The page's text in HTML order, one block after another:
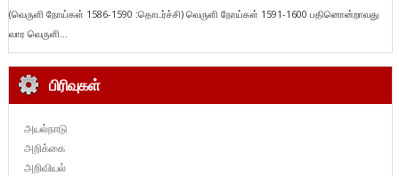
(வெருளி நோய்கள் 1586-1590 :தொடர்ச்சி) வெருளி நோய்கள் 1591-1600 பதினொன்றாவது
வார வெருளி...
பிரிவுகள்
அயல்நாடு
அறிக்கை
அறிவியல்